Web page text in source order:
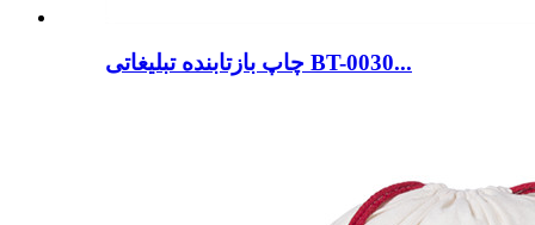
چاپ بازتابنده تبلیغاتی BT-0030...